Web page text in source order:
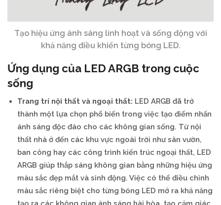
Tạo hiệu ứng ánh sáng linh hoạt và sống động với
khả năng điều khiển từng bóng LED.
Ứng dụng của LED ARGB trong cuộc
sống
Trang trí nội thất và ngoại thất: LED ARGB đã trở
thành một lựa chọn phổ biến trong việc tạo điểm nhấn
ánh sáng độc đáo cho các không gian sống. Từ nội
thất nhà ở đến các khu vực ngoài trời như sân vườn,
ban công hay các công trình kiến trúc ngoại thất, LED
ARGB giúp thắp sáng không gian bằng những hiệu ứng
màu sắc đẹp mắt và sinh động. Việc có thể điều chỉnh
màu sắc riêng biệt cho từng bóng LED mở ra khả năng
tạo ra các không gian ánh sáng hài hòa, tạo cảm giác